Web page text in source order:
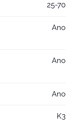
25-70
Ano
Ano
Ano
K3